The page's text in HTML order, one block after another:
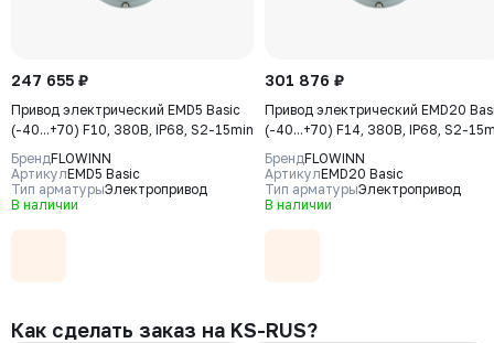
247 655 ₽
Привод электрический EMD5 Basic
(-40...+70) F10, 380В, IP68, S2-15min
БрендFLOWINN
АртикулEMD5 Basic
Тип арматурыЭлектропривод
В наличии
301 876 ₽
Привод электрический EMD20
(-40...+70) F14, 380В, IP68, S2-
БрендFLOWINN
АртикулEMD20 Basic
Тип арматурыЭлектропривод
В наличии
Как сделать заказ на KS-RUS?